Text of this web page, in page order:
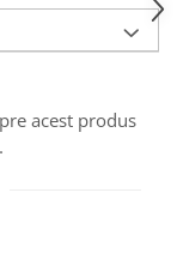
acest produs